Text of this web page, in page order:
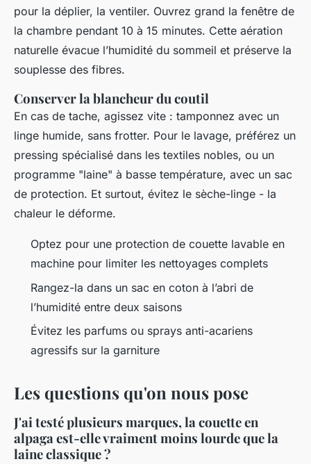
pour la déplier, la ventiler. Ouvrez grand la fenêtre de
la chambre pendant 10 à 15 minutes. Cette aération
naturelle évacue l’humidité du sommeil et préserve la
souplesse des fibres.
Conserver la blancheur du coutil
En cas de tache, agissez vite : tamponnez avec un
linge humide, sans frotter. Pour le lavage, préférez un
pressing spécialisé dans les textiles nobles, ou un
programme "laine" à basse température, avec un sac
de protection. Et surtout, évitez le sèche-linge - la
chaleur le déforme.
Optez pour une protection de couette lavable en
machine pour limiter les nettoyages complets
Rangez-la dans un sac en coton à l’abri de
l’humidité entre deux saisons
Évitez les parfums ou sprays anti-acariens
agressifs sur la garniture
Les questions qu'on nous pose
J'ai testé plusieurs marques, la couette en
alpaga est-elle vraiment moins lourde que la
laine classique ?